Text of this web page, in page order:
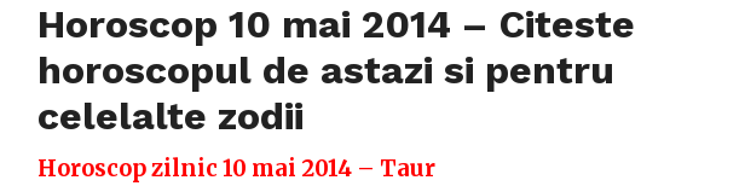
Horoscop 10 mai 2014 – Citeste
horoscopul de astazi si pentru
celelalte zodii
Horoscop zilnic 10 mai 2014 – Taur